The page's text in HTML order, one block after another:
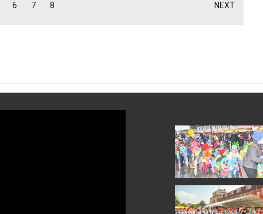
6 7 8 NEXT